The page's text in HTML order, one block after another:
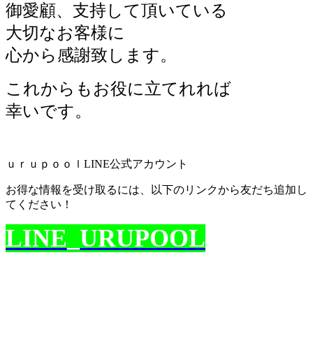
御愛顧、支持して頂いている
大切なお客様に
心から感謝致します。
これからもお役に立てれれば
幸いです。
ｕｒｕｐｏｏｌLINE公式アカウント
お得な情報を受け取るには、以下のリンクから友だち追加し
てください！
LINE_URUPOOL